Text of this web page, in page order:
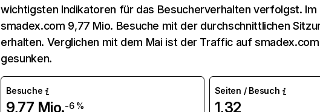
wichtigsten Indikatoren für das Besucherverhalten verfolgst. Im
smadex.com 9,77 Mio. Besuche mit der durchschnittlichen
erhalten. Verglichen mit dem Mai ist der Traffic auf
gesunken.
Besuche
9,77 Mio.-6 %
Seiten / Besuch
1,32